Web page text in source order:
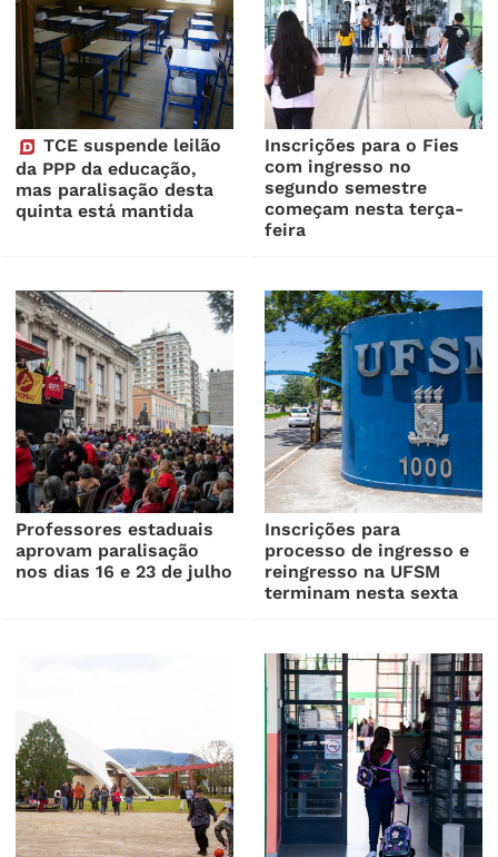
TCE suspende leilão
da PPP da educação,
mas paralisação desta
quinta está mantida
Inscrições para o Fies
com ingresso no
segundo semestre
começam nesta terça-
feira
Professores estaduais
aprovam paralisação
nos dias 16 e 23 de julho
Inscrições para
processo de ingresso e
reingresso na UFSM
terminam nesta sexta